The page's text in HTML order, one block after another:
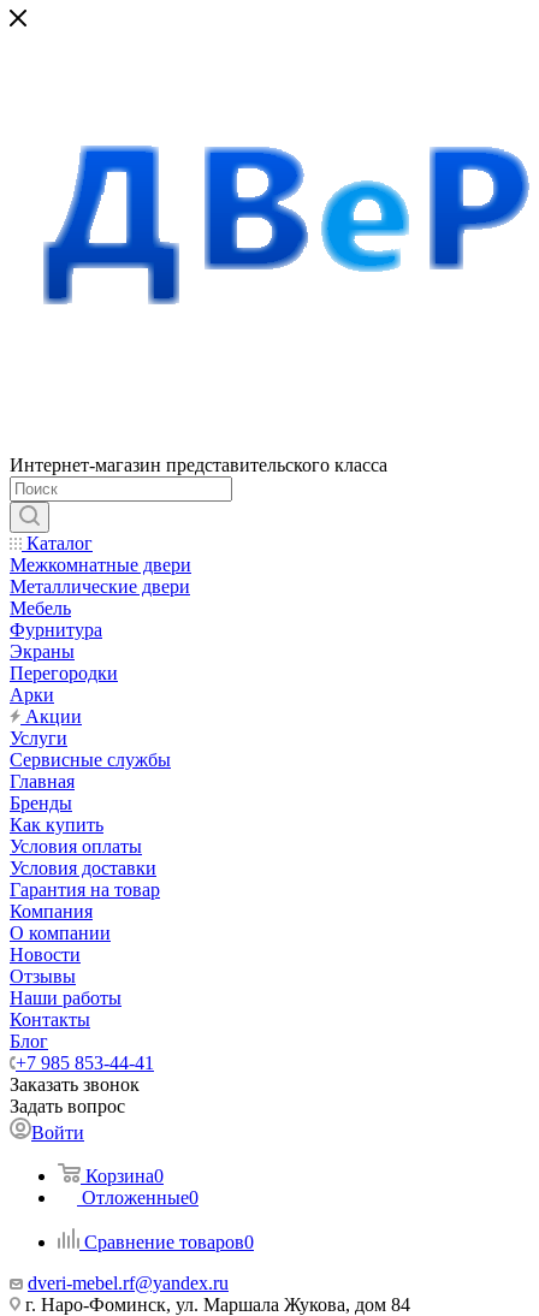
Интернет-магазин представительского класса
Каталог
Межкомнатные двери
Металлические двери
Мебель
Фурнитура
Экраны
Перегородки
Арки
Акции
Услуги
Сервисные службы
Главная
Бренды
Как купить
Условия оплаты
Условия доставки
Гарантия на товар
Компания
О компании
Новости
Отзывы
Наши работы
Контакты
Блог
+7 985 853-44-41
Заказать звонок
Задать вопрос
Войти
Корзина0
Отложенные0
Сравнение товаров0
dveri-mebel.rf@yandex.ru
г. Наро-Фоминск, ул. Маршала Жукова, дом 84